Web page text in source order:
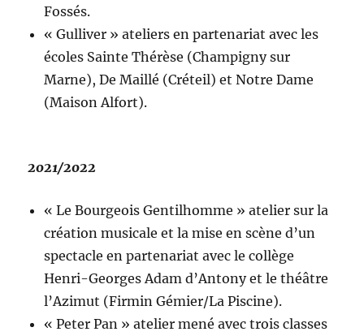
Fossés.
« Gulliver » ateliers en partenariat avec les
écoles Sainte Thérèse (Champigny sur
Marne), De Maillé (Créteil) et Notre Dame
(Maison Alfort).
2021/2022
« Le Bourgeois Gentilhomme » atelier sur la
création musicale et la mise en scène d’un
spectacle en partenariat avec le collège
Henri-Georges Adam d’Antony et le théâtre
l’Azimut (Firmin Gémier/La Piscine).
« Peter Pan » atelier mené avec trois classes